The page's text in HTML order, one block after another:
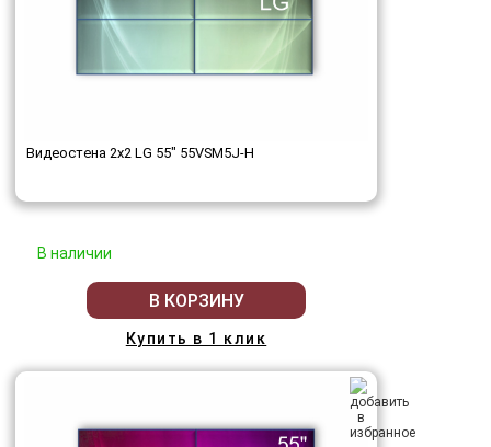
Видеостена 2x2 LG 55" 55VSM5J-H
В наличии
В КОРЗИНУ
Купить в 1 клик